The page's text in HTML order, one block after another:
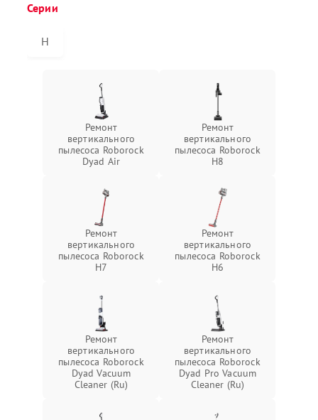
Серии
H
Ремонт
вертикального
пылесоса Roborock
Dyad Air
Ремонт
вертикального
пылесоса Roborock
H8
Ремонт
вертикального
пылесоса Roborock
H7
Ремонт
вертикального
пылесоса Roborock
H6
Ремонт
вертикального
пылесоса Roborock
Dyad Vacuum
Cleaner (Ru)
Ремонт
вертикального
пылесоса Roborock
Dyad Pro Vacuum
Cleaner (Ru)